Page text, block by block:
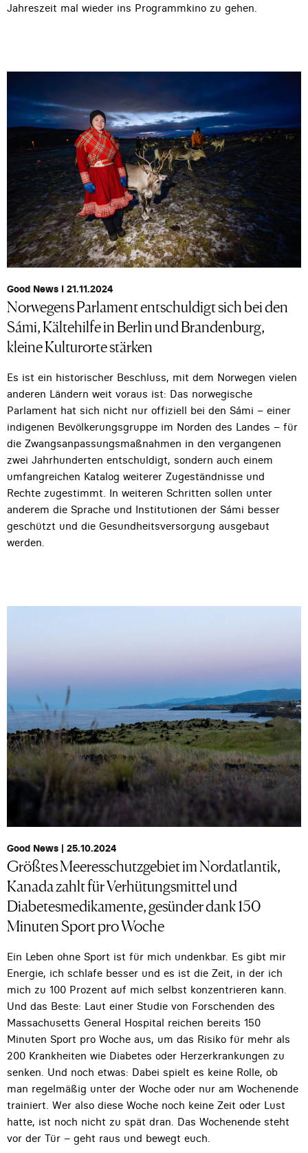
Jahreszeit mal wieder ins Programmkino zu gehen.
Good News I 21.11.2024
Norwegens Parlament entschuldigt sich bei den
Sámi, Kältehilfe in Berlin und Brandenburg,
kleine Kulturorte stärken
Es ist ein historischer Beschluss, mit dem Norwegen vielen
anderen Ländern weit voraus ist: Das norwegische
Parlament hat sich nicht nur offiziell bei den Sámi – einer
indigenen Bevölkerungsgruppe im Norden des Landes – für
die Zwangsanpassungsmaßnahmen in den vergangenen
zwei Jahrhunderten entschuldigt, sondern auch einem
umfangreichen Katalog weiterer Zugeständnisse und
Rechte zugestimmt. In weiteren Schritten sollen unter
anderem die Sprache und Institutionen der Sámi besser
geschützt und die Gesundheitsversorgung ausgebaut
werden.
Good News | 25.10.2024
Größtes Meeresschutzgebiet im Nordatlantik,
Kanada zahlt für Verhütungsmittel und
Diabetesmedikamente, gesünder dank 150
Minuten Sport pro Woche
Ein Leben ohne Sport ist für mich undenkbar. Es gibt mir
Energie, ich schlafe besser und es ist die Zeit, in der ich
mich zu 100 Prozent auf mich selbst konzentrieren kann.
Und das Beste: Laut einer Studie von Forschenden des
Massachusetts General Hospital reichen bereits 150
Minuten Sport pro Woche aus, um das Risiko für mehr als
200 Krankheiten wie Diabetes oder Herzerkrankungen zu
senken. Und noch etwas: Dabei spielt es keine Rolle, ob
man regelmäßig unter der Woche oder nur am Wochenende
trainiert. Wer also diese Woche noch keine Zeit oder Lust
hatte, ist noch nicht zu spät dran. Das Wochenende steht
vor der Tür – geht raus und bewegt euch.